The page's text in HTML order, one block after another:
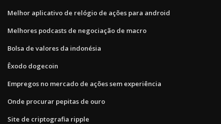
Melhor aplicativo de relógio de ações para android
Melhores podcasts de negociação de macro
Bolsa de valores da indonésia
Êxodo dogecoin
Empregos no mercado de ações sem experiência
Onde procurar pepitas de ouro
Site de criptografia ripple